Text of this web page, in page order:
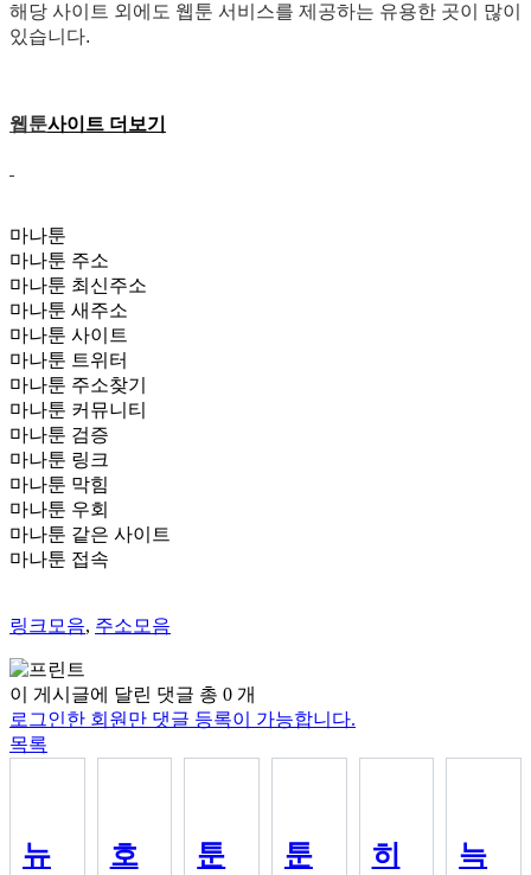
해당 사이트 외에도 웹툰 서비스를 제공하는 유용한 곳이 많이
있습니다.
웹툰사이트 더보기
마나툰
마나툰 주소
마나툰 최신주소
마나툰 새주소
마나툰 사이트
마나툰 트위터
마나툰 주소찾기
마나툰 커뮤니티
마나툰 검증
마나툰 링크
마나툰 막힘
마나툰 우회
마나툰 같은 사이트
마나툰 접속
링크모음, 주소모음
이 게시글에 달린 댓글 총 0 개
로그인한 회원만 댓글 등록이 가능합니다.
목록
뉴
호
툰
툰
히
늑